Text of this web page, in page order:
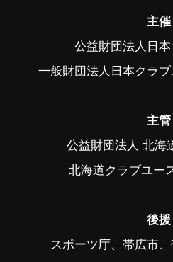
主催
公益財団法人日
一般財団法人日本クラ
主管
公益財団法人 北海
北海道クラブユー
後援
スポーツ庁、帯広市